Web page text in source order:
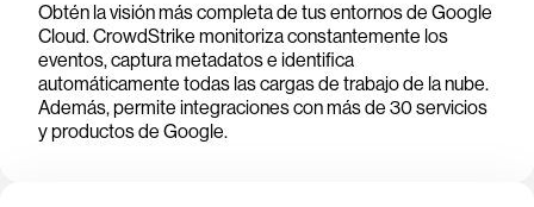
Obtén la visión más completa de tus entornos de Google
Cloud. CrowdStrike monitoriza constantemente los
eventos, captura metadatos e identifica
automáticamente todas las cargas de trabajo de la nube.
Además, permite integraciones con más de 30 servicios
y productos de Google.